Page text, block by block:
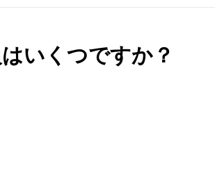
いくつですか？